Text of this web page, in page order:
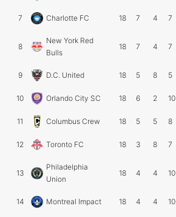
7 Charlotte FC 18 7 4 7
8
New York Red
Bulls
18 7 4 7
9 D.C. United 18 5 8 5
10 Orlando City SC 18 6 2 10
11 Columbus Crew 18 5 5 8
12 Toronto FC 18 3 8 7
13
Philadelphia
Union
18 4 4 10
14 Montreal Impact 18 4 4 10